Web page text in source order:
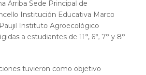
Arriba Sede Principal de
Institución Educativa Marco
Instituto Agroecológico
a estudiantes de 11°, 6°, 7° y 8°
tuvieron como objetivo